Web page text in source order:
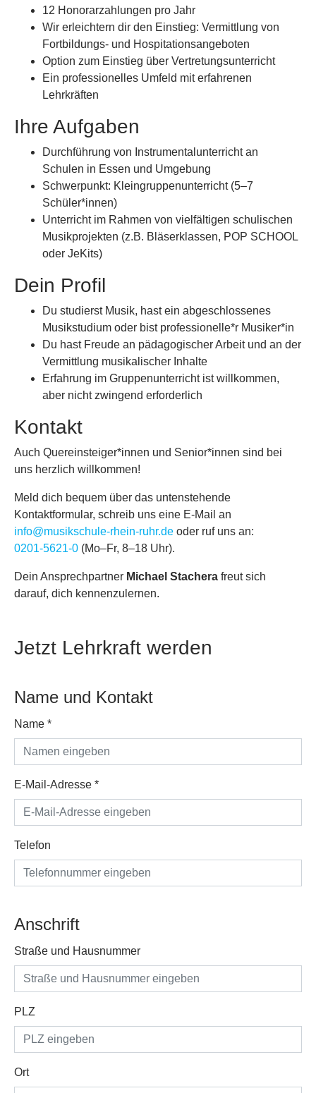
12 Honorarzahlungen pro Jahr
Wir erleichtern dir den Einstieg: Vermittlung von
Fortbildungs- und Hospitationsangeboten
Option zum Einstieg über Vertretungsunterricht
Ein professionelles Umfeld mit erfahrenen
Lehrkräften
Ihre Aufgaben
Durchführung von Instrumentalunterricht an
Schulen in Essen und Umgebung
Schwerpunkt: Kleingruppenunterricht (5–7
Schüler*innen)
Unterricht im Rahmen von vielfältigen schulischen
Musikprojekten (z.B. Bläserklassen, POP SCHOOL
oder JeKits)
Dein Profil
Du studierst Musik, hast ein abgeschlossenes
Musikstudium oder bist professionelle*r Musiker*in
Du hast Freude an pädagogischer Arbeit und an der
Vermittlung musikalischer Inhalte
Erfahrung im Gruppenunterricht ist willkommen,
aber nicht zwingend erforderlich
Kontakt
Auch Quereinsteiger*innen und Senior*innen sind bei
uns herzlich willkommen!
Meld dich bequem über das untenstehende
Kontaktformular, schreib uns eine E-Mail an
info@musikschule-rhein-ruhr.de oder ruf uns an:
0201‑5621‑0 (Mo–Fr, 8–18 Uhr).
Dein Ansprechpartner Michael Stachera freut sich
darauf, dich kennenzulernen.
Jetzt Lehrkraft werden
Name und Kontakt
Name *
E-Mail-Adresse *
Telefon
Anschrift
Straße und Hausnummer
PLZ
Ort